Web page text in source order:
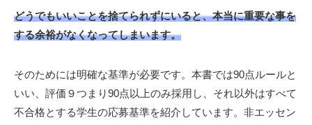
どうでもいいことを捨てられずにいると、本当に重要な事を
する余裕がなくなってしまいます。
そのためには明確な基準が必要です。本書では90点ルールと
いい、評価９つまり90点以上のみ採用し、それ以外はすべて
不合格とする学生の応募基準を紹介しています。非エッセン